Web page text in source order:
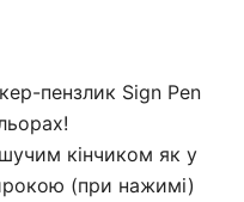
пензлик Sign Pen
кінчиком як у
(при нажимі)